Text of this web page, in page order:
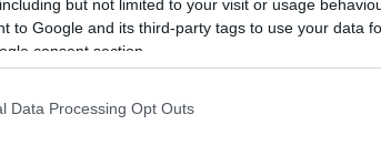
but not limited to your visit or usage
to Google and its third-party tags to use your data
consent section.
Data Processing Opt Outs
della presenza dell’insettoper
eventuali danni alle
anche
nell’Isola, che potranno essere